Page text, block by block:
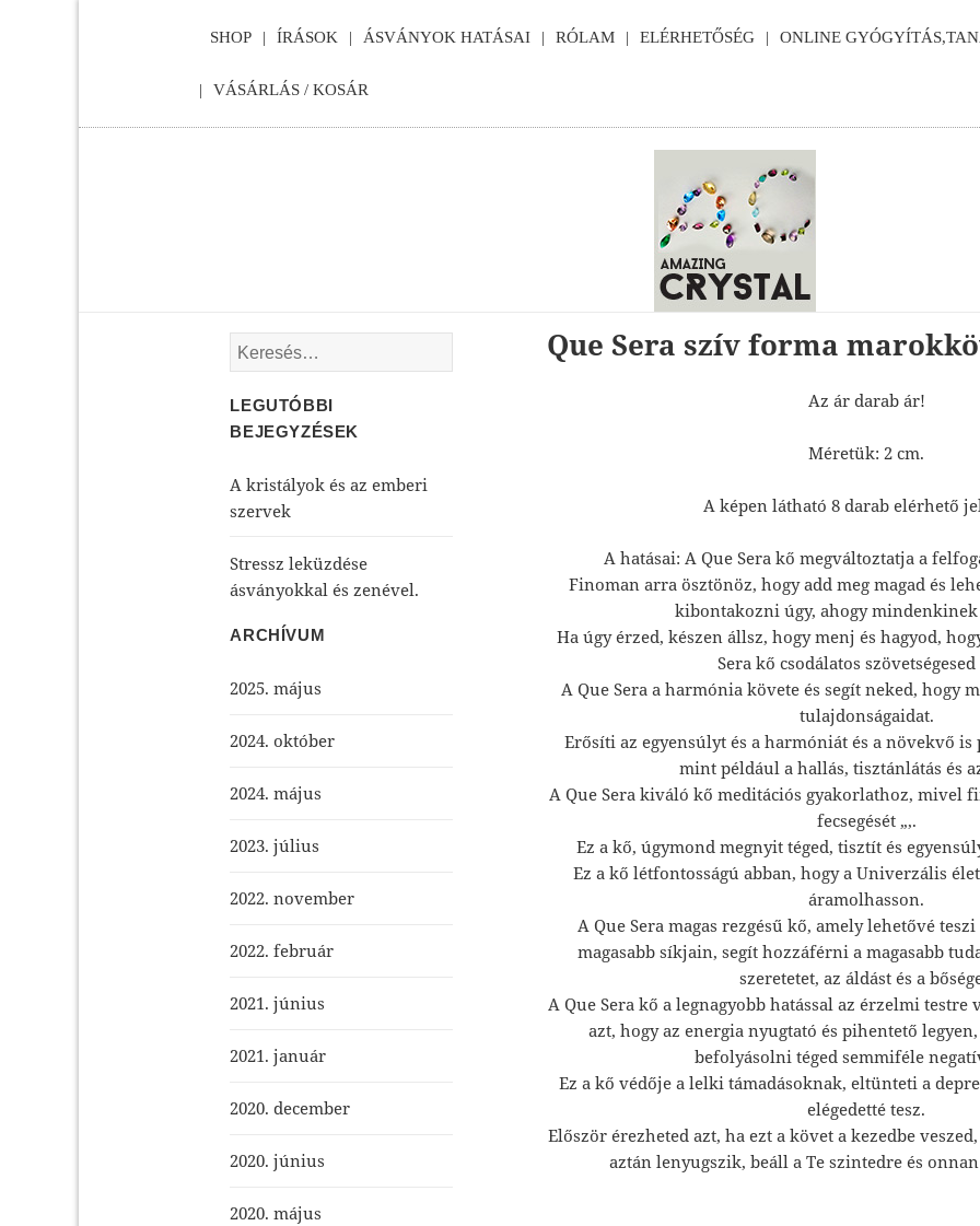
SHOP ÍRÁSOK ÁSVÁNYOK HATÁSAI RÓLAM ELÉRHETŐSÉG ONLINE
VÁSÁRLÁS / KOSÁR
Que Sera szív forma
Az ár darab ár!
Méretük: 2 cm.
A képen látható 8 darab elérhető
A hatásai: A Que Sera kő megváltoztatja a
Finoman arra ösztönöz, hogy add meg magad és
kibontakozni úgy, ahogy mindenkinek
Ha úgy érzed, készen állsz, hogy menj és hagyod,
Sera kő csodálatos
A Que Sera a harmónia követe és segít neked, hogy
tulajdonságaidat.
Erősíti az egyensúlyt és a harmóniát és a növekvő is
mint például a hallás, tisztánlátás és
A Que Sera kiváló kő meditációs gyakorlathoz, mivel
fecsegését „,.
Ez a kő, úgymond megnyit téged, tisztít és
Ez a kő létfontosságú abban, hogy a Univerzális
áramolhasson.
A Que Sera magas rezgésű kő, amely lehetővé
magasabb síkjain, segít hozzáférni a magasabb
szeretetet, az áldást és a
A Que Sera kő a legnagyobb hatással az érzelmi testre
azt, hogy az energia nyugtató és pihentető
befolyásolni téged semmiféle
Ez a kő védője a lelki támadásoknak, eltünteti a
elégedetté tesz.
Először érezheted azt, ha ezt a követ a kezedbe
aztán lenyugszik, beáll a Te szintedre és
Keresés:
LEGUTÓBBI
BEJEGYZÉSEK
A kristályok és az emberi
szervek
Stressz leküzdése
ásványokkal és zenével.
ARCHÍVUM
2025. május
2024. október
2024. május
2023. július
2022. november
2022. február
2021. június
2021. január
2020. december
2020. június
2020. május